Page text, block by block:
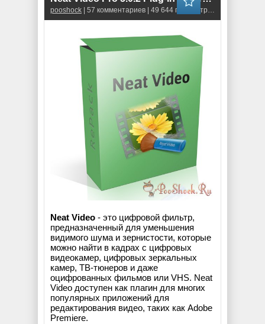
pooshock | 57 комментариев | 49 644 просмотров
Neat Video - это цифровой фильтр,
предназначенный для уменьшения
видимого шума и зернистости, которые
можно найти в кадрах с цифровых
видеокамер, цифровых зеркальных
камер, ТВ-тюнеров и даже
оцифрованных фильмов или VHS. Neat
Video доступен как плагин для многих
популярных приложений для
редактирования видео, таких как Adobe
Premiere.